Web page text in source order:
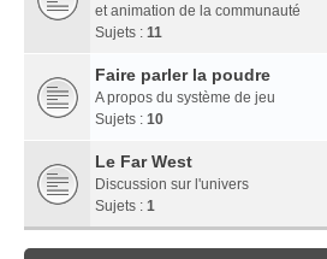
et animation de la communauté
Sujets : 11
Faire parler la poudre
A propos du système de jeu
Sujets : 10
Le Far West
Discussion sur l'univers
Sujets : 1